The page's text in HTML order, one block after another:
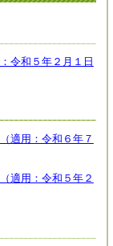
令和５年２月１日
適用：令和６年７
適用：令和５年２